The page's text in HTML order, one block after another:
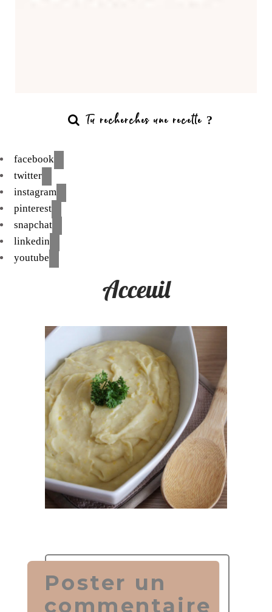
facebook
twitter
instagram
pinterest
snapchat
linkedin
youtube
Acceuil
Poster un
commentaire